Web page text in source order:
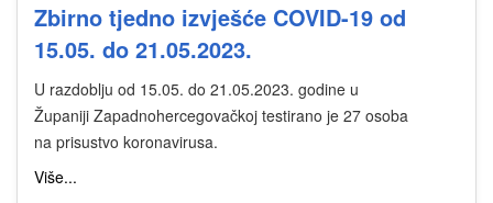
Zbirno tjedno izvješće COVID-19 od
15.05. do 21.05.2023.
U razdoblju od 15.05. do 21.05.2023. godine u
Županiji Zapadnohercegovačkoj testirano je 27 osoba
na prisustvo koronavirusa.
Više...